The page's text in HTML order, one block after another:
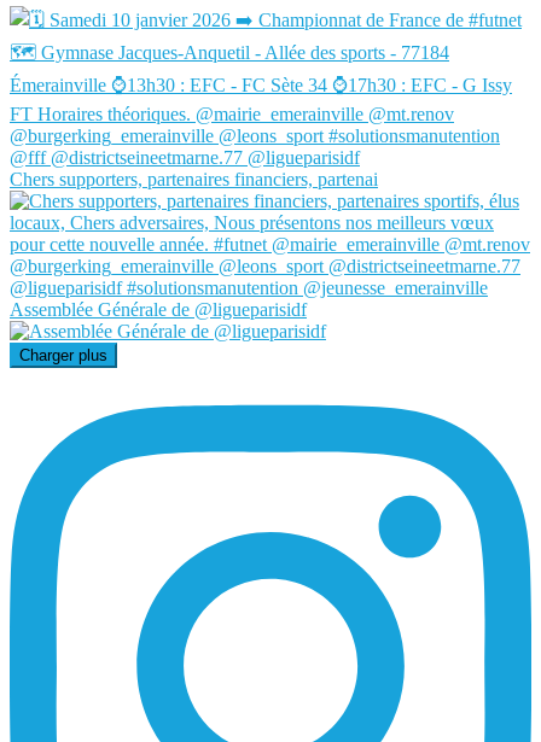
Chers supporters, partenaires financiers, partenai
Assemblée Générale de @ligueparisidf
Charger plus